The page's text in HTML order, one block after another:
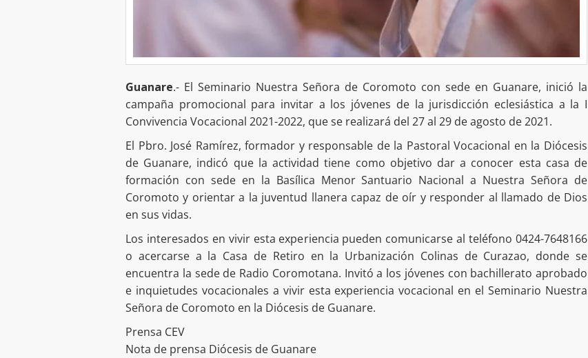
Guanare.- El Seminario Nuestra Señora de Coromoto con sede en Guanare, inició la
campaña promocional para invitar a los jóvenes de la jurisdicción eclesiástica a la I
Convivencia Vocacional 2021-2022, que se realizará del 27 al 29 de agosto de 2021.
El Pbro. José Ramírez, formador y responsable de la Pastoral Vocacional en la Diócesis
de Guanare, indicó que la actividad tiene como objetivo dar a conocer esta casa de
formación con sede en la Basílica Menor Santuario Nacional a Nuestra Señora de
Coromoto y orientar a la juventud llanera capaz de oír y responder al llamado de Dios
en sus vidas.
Los interesados en vivir esta experiencia pueden comunicarse al teléfono 0424-7648166
o acercarse a la Casa de Retiro en la Urbanización Colinas de Curazao, donde se
encuentra la sede de Radio Coromotana. Invitó a los jóvenes con bachillerato aprobado
e inquietudes vocacionales a vivir esta experiencia vocacional en el Seminario Nuestra
Señora de Coromoto en la Diócesis de Guanare.
Prensa CEV
Nota de prensa Diócesis de Guanare